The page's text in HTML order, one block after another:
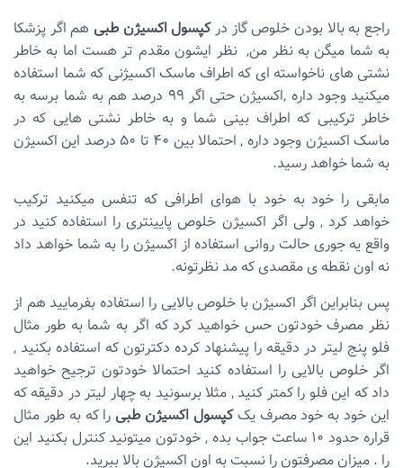
راجع به بالا بودن خلوص گاز درکپسول اکسیژن طبی هم اگر پزشکا
به شما میگن به نظر من, نظر ایشون مقدم تر هست اما به خاطر
نشتی های ناخواسته ای که اطراف ماسک اکسیژنی که شما استفاده
میکنید وجود داره ,اکسیژن حتی اگر ۹۹ درصد هم به شما برسه به
خاطر ترکیبی که اطراف بینی شما و به خاطر نشتی هایی که در
ماسک اکسیژن وجود داره , احتمالا بین ۴۰ تا ۵۰ درصد این اکسیژن
به شما خواهد رسید.
مابقی را خود به خود با هوای اطرافی که تنفس میکنید ترکیب
خواهد کرد , ولی اگر اکسیژن خلوص پایینتری را استفاده کنید در
واقع یه جوری حالت روانی استفاده از اکسیژن را به شما خواهد داد
نه اون نقطه ی مقصدی که مد نظرتونه.
پس بنابراین اگر اکسیژن با خلوص بالایی را استفاده بفرمایید هم از
نظر مصرف خودتون حس خواهید کرد که اگر به شما به طور مثال
فلو پنج لیتر در دقیقه را پیشنهاد کرده دکترتون که استفاده بکنید ,
اگر خلوص بالایی را استفاده کنید احتمالا خودتون ترجیح خواهید
داد که این فلو را کمتر کنید , مثلا برسونید به چهار لیتر در دقیقه که
این خود به خود مصرف یککپسول اکسیژن طبی را که به طور مثال
قراره حدود ۱۰ ساعت جواب بده , خودتون میتونید کنترل بکنید این
را . میزان مصرفتون را نسبت به اون اکسیژن بالا ببرید.